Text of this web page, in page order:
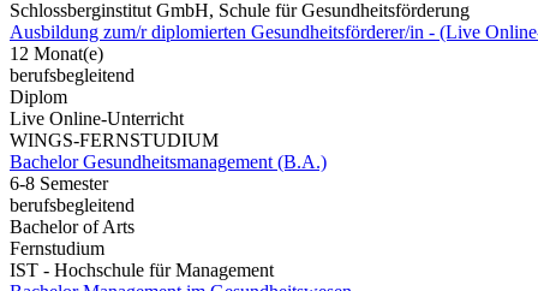
Schlossberginstitut GmbH, Schule für Gesundheitsförderung
Ausbildung zum/r diplomierten Gesundheitsförderer/in - (Live
12 Monat(e)
berufsbegleitend
Diplom
Live Online-Unterricht
WINGS-FERNSTUDIUM
Bachelor Gesundheitsmanagement (B.A.)
6-8 Semester
berufsbegleitend
Bachelor of Arts
Fernstudium
IST - Hochschule für Management